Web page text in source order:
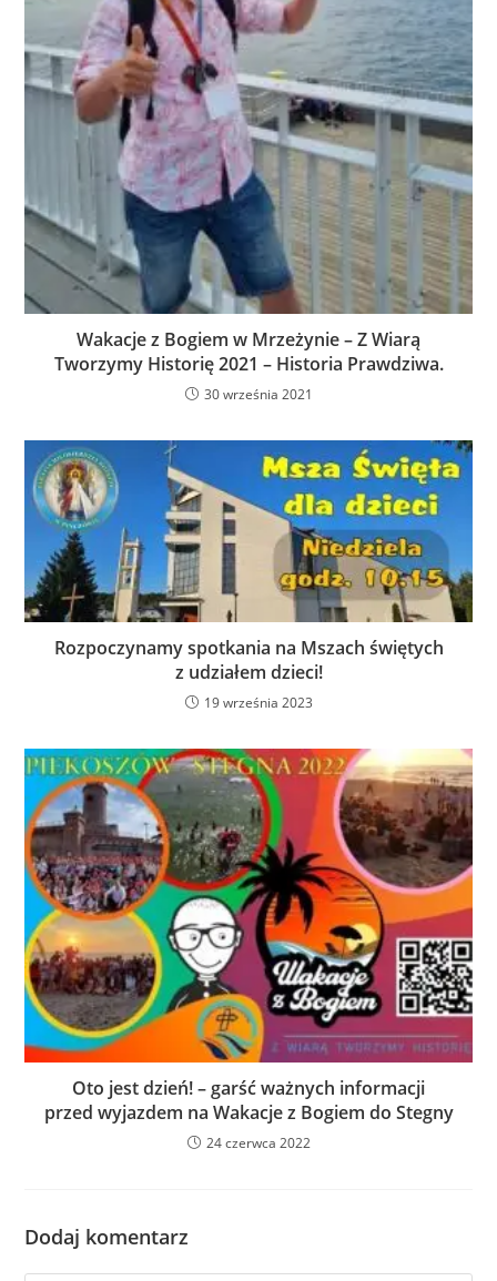
Wakacje z Bogiem w Mrzeżynie – Z Wiarą
Tworzymy Historię 2021 – Historia Prawdziwa.
30 września 2021
Rozpoczynamy spotkania na Mszach świętych
z udziałem dzieci!
19 września 2023
Oto jest dzień! – garść ważnych informacji
przed wyjazdem na Wakacje z Bogiem do Stegny
24 czerwca 2022
Dodaj komentarz